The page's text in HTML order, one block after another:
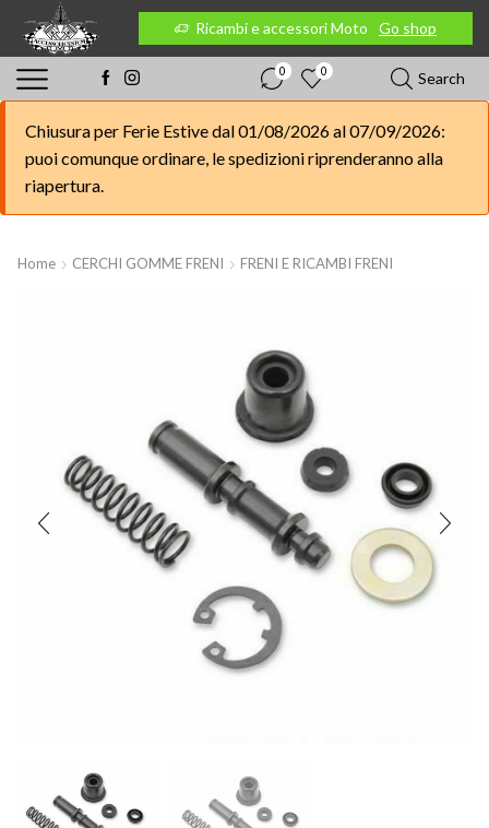
Go shop Ricambi e accessori Moto Go shop
0 0 Search
Chiusura per Ferie Estive dal 01/08/2026 al 07/09/2026:
puoi comunque ordinare, le spedizioni riprenderanno alla
riapertura.
Home CERCHI GOMME FRENI FRENI E RICAMBI FRENI